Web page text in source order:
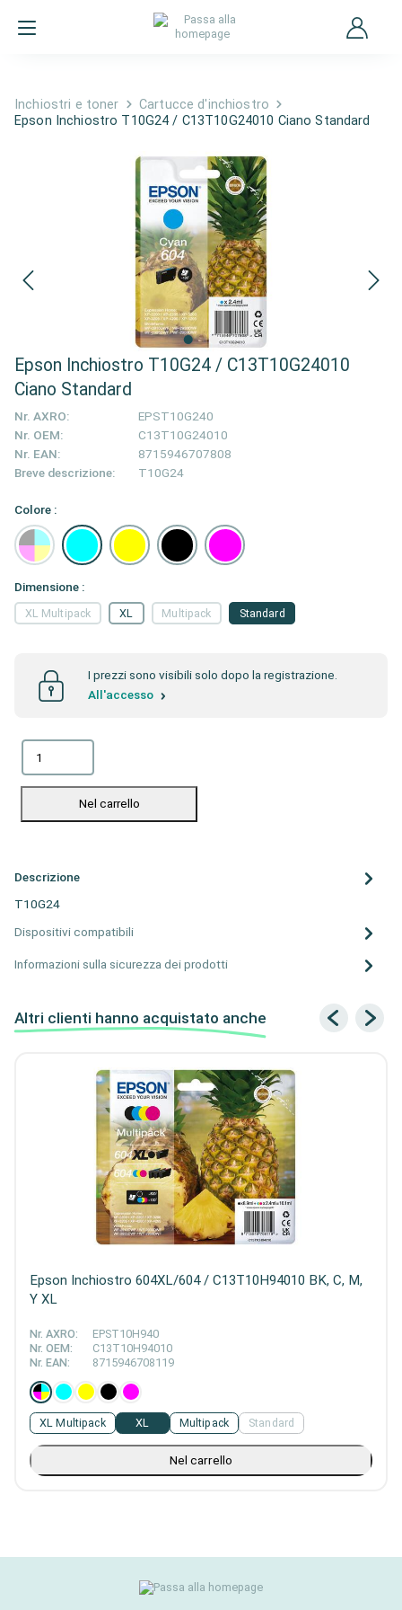
Inchiostri e toner
Cartucce d'inchiostro
Epson Inchiostro T10G24 / C13T10G24010 Ciano Standard
Epson Inchiostro T10G24 / C13T10G24010
Ciano Standard
Nr. AXRO:
EPST10G240
Nr. OEM:
C13T10G24010
Nr. EAN:
8715946707808
Breve descrizione:
T10G24
Colore :
Dimensione :
Multipack Standard
XL Multipack XL
I prezzi sono visibili solo dopo la registrazione.
All'accesso
Nel carrello
Descrizione
T10G24
Dispositivi compatibili
Informazioni sulla sicurezza dei prodotti
Altri clienti hanno acquistato anche
Epson Inchiostro 604XL/604 / C13T10H94010 BK, C, M,
Y XL
Nr. AXRO:
EPST10H940
Nr. OEM:
C13T10H94010
Nr. EAN:
8715946708119
Multipack Standard
XL Multipack XL
Nel carrello